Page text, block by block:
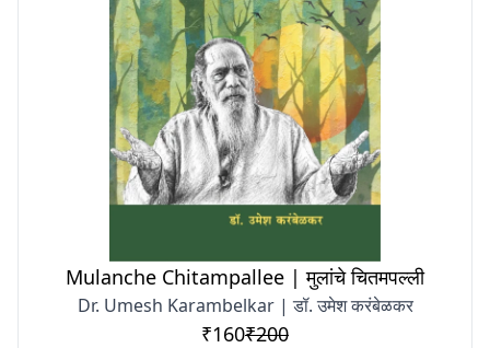
Mulanche Chitampallee | मुलांचे चितमपल्ली
Dr. Umesh Karambelkar | डॉ. उमेश करंबेळकर
₹160₹200